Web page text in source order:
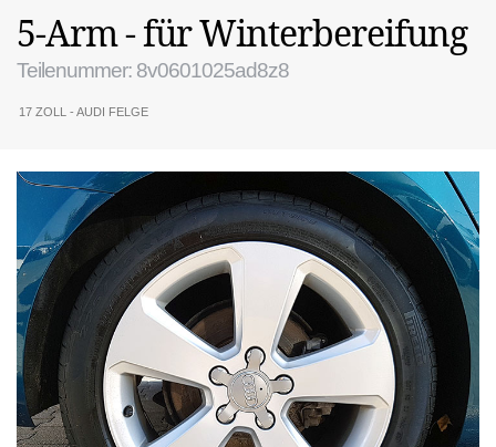
5-Arm - für Winterbereifung
Teilenummer: 8v0601025ad8z8
17 ZOLL - AUDI FELGE